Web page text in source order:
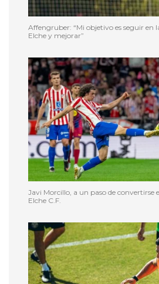
Affengruber: “Mi objetivo es seguir en
Elche y mejorar”
Javi Morcillo, a un paso de convertirse
Elche C.F.